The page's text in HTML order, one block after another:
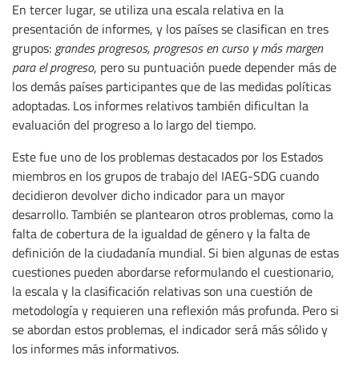
En tercer lugar, se utiliza una escala relativa en la
presentación de informes, y los países se clasifican en tres
grupos: grandes progresos, progresos en curso y más margen
para el progreso, pero su puntuación puede depender más de
los demás países participantes que de las medidas políticas
adoptadas. Los informes relativos también dificultan la
evaluación del progreso a lo largo del tiempo.
Este fue uno de los problemas destacados por los Estados
miembros en los grupos de trabajo del IAEG-SDG cuando
decidieron devolver dicho indicador para un mayor
desarrollo. También se plantearon otros problemas, como la
falta de cobertura de la igualdad de género y la falta de
definición de la ciudadanía mundial. Si bien algunas de estas
cuestiones pueden abordarse reformulando el cuestionario,
la escala y la clasificación relativas son una cuestión de
metodología y requieren una reflexión más profunda. Pero si
se abordan estos problemas, el indicador será más sólido y
los informes más informativos.